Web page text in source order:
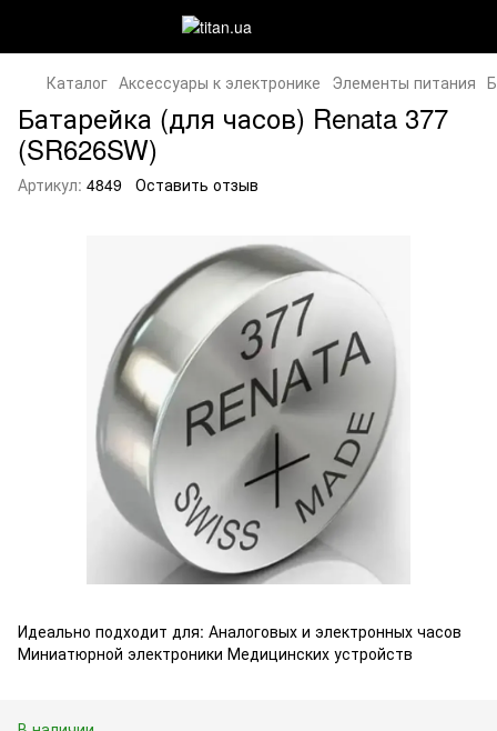
Каталог Аксессуары к электронике Элементы питания
Батарейка (для часов) Renata 377
(SR626SW)
Артикул: 4849 Оставить отзыв
Идеально подходит для: Аналоговых и электронных часов
Миниатюрной электроники Медицинских устройств